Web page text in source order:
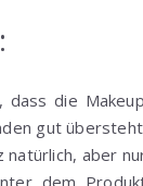
dass die
gut
aber